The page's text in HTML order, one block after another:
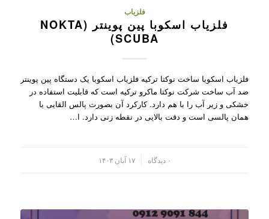
فلزیاب
فلزیاب اسکوبا پین پوینتر (NOKTA
SCUBA)
فلزیاب اسکوبا ساخت نوکتا ترکیه فلزیاب اسکوبا یک دستگاه پین پوینتر
ضد آب ساخت شرکت نوکتا ماکرو ترکیه است که قابلیت استفاده در
خشکی و زیر آب را با هم دارد. کارکرد آن بصورت پالس القایی یا
همان پالسی است و دقت بالایی در نقطه زنی دارد. ا…
۰ دیدگاه ۱۷ آبان ۱۴۰۳